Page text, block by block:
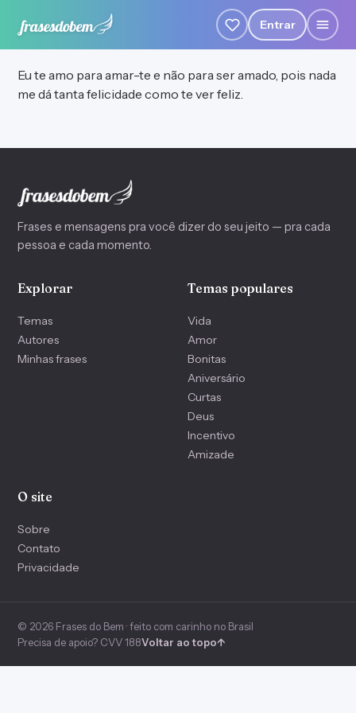
Entrar
Eu te amo para amar-te e não para ser amado, pois nada
me dá tanta felicidade como te ver feliz.
Frases e mensagens pra você dizer do seu jeito — pra cada
pessoa e cada momento.
Explorar
Temas
Autores
Minhas frases
Temas populares
Vida
Amor
Bonitas
Aniversário
Curtas
Deus
Incentivo
Amizade
O site
Sobre
Contato
Privacidade
© 2026 Frases do Bem · feito com carinho no Brasil
Precisa de apoio? CVV 188Voltar ao topo↑